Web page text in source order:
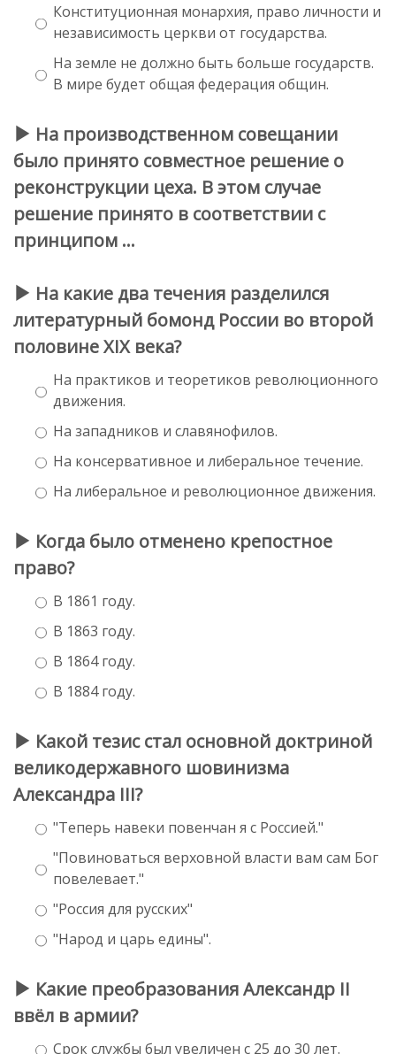
Конституционная монархия, право личности и
независимость церкви от государства.
На земле не должно быть больше государств.
В мире будет общая федерация общин.
На производственном совещании
было принято совместное решение о
реконструкции цеха. В этом случае
решение принято в соответствии с
принципом …
На какие два течения разделился
литературный бомонд России во второй
половине XIX века?
На практиков и теоретиков революционного
движения.
На западников и славянофилов.
На консервативное и либеральное течение.
На либеральное и революционное движения.
Когда было отменено крепостное
право?
В 1861 году.
В 1863 году.
В 1864 году.
В 1884 году.
Какой тезис стал основной доктриной
великодержавного шовинизма
Александра III?
"Теперь навеки повенчан я с Россией."
"Повиноваться верховной власти вам сам Бог
повелевает."
"Россия для русских"
"Народ и царь едины".
Какие преобразования Александр II
ввёл в армии?
Срок службы был увеличен с 25 до 30 лет.